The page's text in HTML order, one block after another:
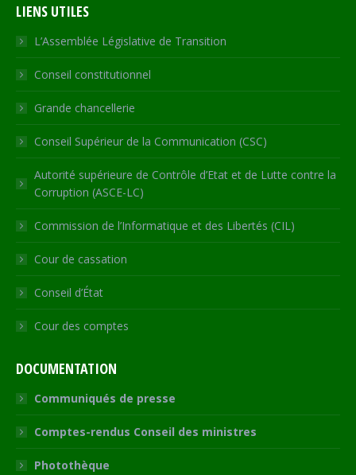
opens
in
new
window
opens
in
new
window
opens
in
new
window
in
new
window
opens
in
new
LIENS UTILES
L’Assemblée Législative de Transition
Conseil constitutionnel
Grande chancellerie
Conseil Supérieur de la Communication (CSC)
Autorité supérieure de Contrôle d’Etat et de Lutte contre la
Corruption (ASCE-LC)
Commission de l’Informatique et des Libertés (CIL)
Cour de cassation
Conseil d’État
Cour des comptes
DOCUMENTATION
Communiqués de presse
Comptes-rendus Conseil des ministres
Photothèque